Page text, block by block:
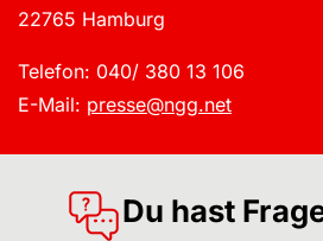
22765 Hamburg
Telefon: 040/ 380 13 106
E-Mail: presse@ngg.net
Du hast